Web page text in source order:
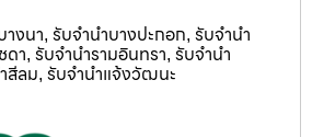
างนา, รับจำนำบางปะกอก, รับจำนำ
ดา, รับจำนำรามอินทรา, รับจำนำ
สีลม, รับจำนำแจ้งวัฒนะ